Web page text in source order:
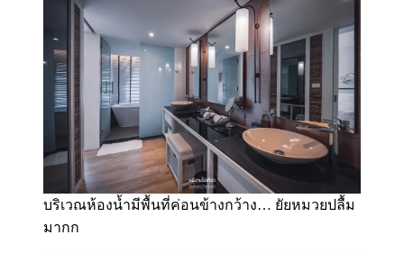
บริเวณห้องน้ำมีพื้นที่ค่อนข้างกว้าง… ยัยหมวยปลื้ม
มากก